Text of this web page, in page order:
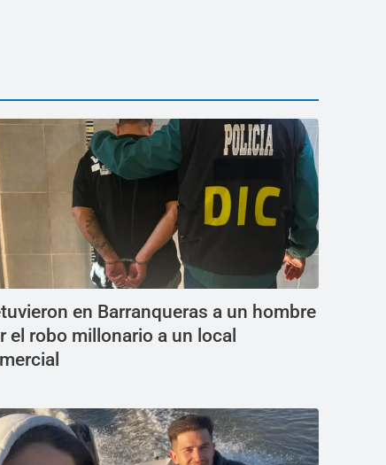
en Barranqueras a un hombre
el robo millonario a un local